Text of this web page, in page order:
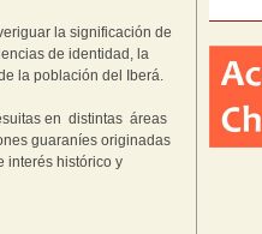
la significación de
de identidad, la
la población del Iberá.
en distintas áreas
guaraníes originadas
interés histórico y